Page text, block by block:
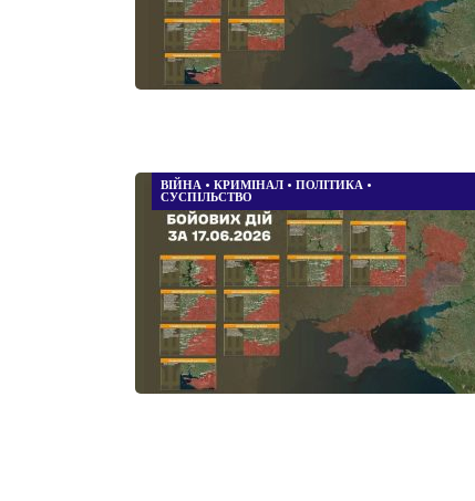
ВІЙНА • КРИМІНАЛ • ПОЛІТИКА •
СУСПІЛЬСТВО